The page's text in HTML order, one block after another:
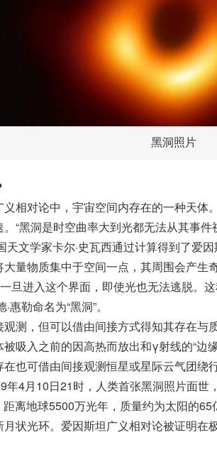
黑洞照片
相对论中，宇宙空间内存在的一种天体
“黑洞是时空曲率大到光都无法从其事件
天文学家卡尔·史瓦西通过计算得到了爱
量物质集中于空间一点，其周围会产生
旦进入这个界面，即使光也无法逃脱。
惠勒命名为“黑洞”。
观测，但可以借由间接方式得知其存在与
吸入之前的因高热而放出和γ射线的“边
也可借由间接观测恒星或星际云气团绕
年4月10日21时，人类首张黑洞照片面世
离地球5500万光年，质量约为太阳的
状光环。爱因斯坦广义相对论被证明在